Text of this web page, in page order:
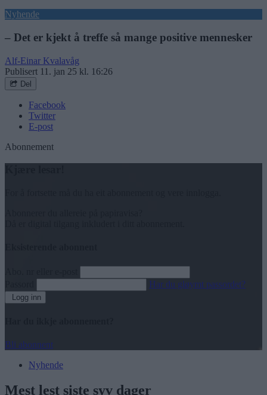
Nyhende
– Det er kjekt å treffe så mange positive mennesker
Alf-Einar Kvalavåg
Publisert 11. jan 25 kl. 16:26
Del
Facebook
Twitter
E-post
Abonnement
Har du gløymt passordet?
Logg inn
Bli abonnent
Nyhende
Mest lest siste syv dager